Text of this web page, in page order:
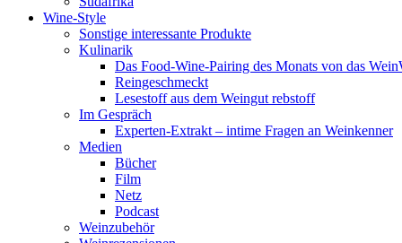
Wine-Style
Sonstige interessante Produkte
Kulinarik
Das Food-Wine-Pairing des Monats von das
Reingeschmeckt
Lesestoff aus dem Weingut rebstoff
Im Gespräch
Experten-Extrakt – intime Fragen an Weinkenner
Medien
Bücher
Film
Netz
Podcast
Weinzubehör